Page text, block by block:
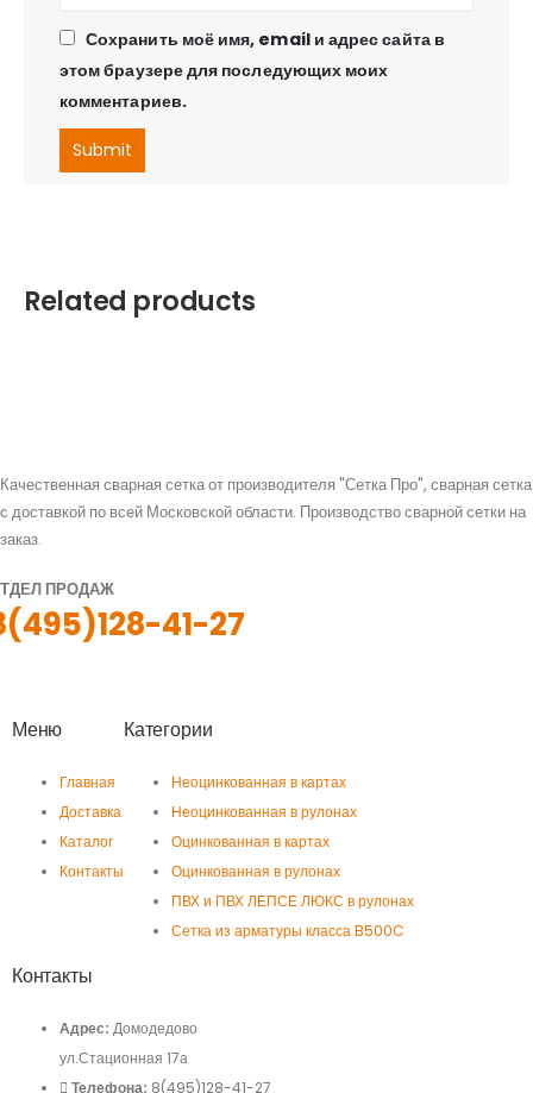
Сохранить моё имя, email и адрес сайта в
этом браузере для последующих моих
комментариев.
Related products
Качественная сварная сетка от производителя "Сетка Про", сварная сетка
с доставкой по всей Московской области. Производство сварной сетки на
заказ.
ПРОДАЖ
41-27
Меню
Главная
Доставка
Каталог
Контакты
Категории
Неоцинкованная в картах
Неоцинкованная в рулонах
Оцинкованная в картах
Оцинкованная в рулонах
ПВХ и ПВХ ЛЕПСЕ ЛЮКС в рулонах
Сетка из арматуры класса B500C
Контакты
Адрес: Домодедово
ул.Стационная 17а
Телефона: 8(495)128-41-27